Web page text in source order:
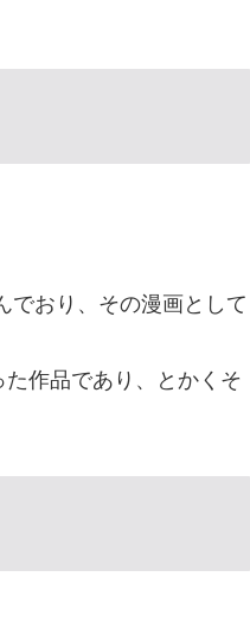
でおり、その漫画として
作品であり、とかくそ